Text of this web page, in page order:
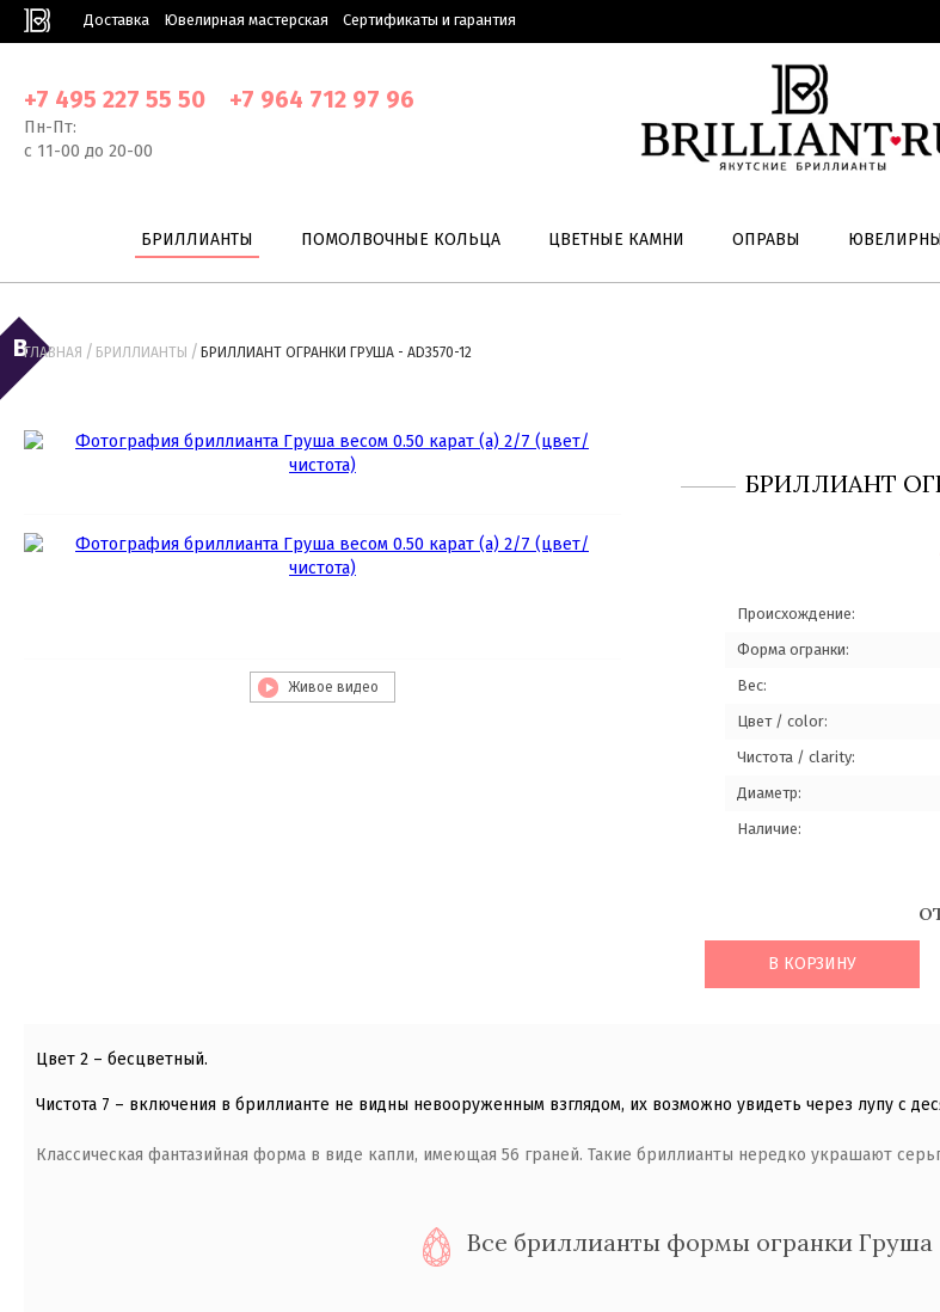
Доставка Ювелирная мастерская Сертификаты и гарантия
+7 495 227 55 50 +7 964 712 97 96
Пн-Пт:
с 11-00 до 20-00
БРИЛЛИАНТЫ ПОМОЛВОЧНЫЕ КОЛЬЦА ЦВЕТНЫЕ КАМНИ ОПРАВЫ
ГЛАВНАЯ / БРИЛЛИАНТЫ / БРИЛЛИАНТ ОГРАНКИ ГРУША - AD3570-12
Живое видео
БРИЛЛИАНТ
Происхождение:
Форма огранки:
Вес:
Цвет / color:
Чистота / clarity:
Диаметр:
Наличие:
В КОРЗИНУ
Цвет 2 – бесцветный.
Чистота 7 – включения в бриллианте не видны невооруженным взглядом, их возможно увидеть через лупу с
Классическая фантазийная форма в виде капли, имеющая 56 граней. Такие бриллианты нередко украшают
Все бриллианты формы огранки Груша